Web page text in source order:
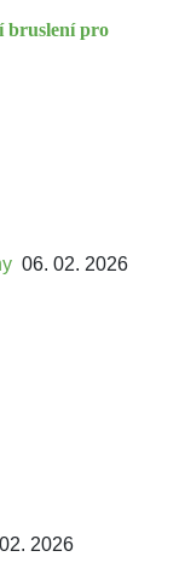
bruslení pro
06. 02. 2026
2026